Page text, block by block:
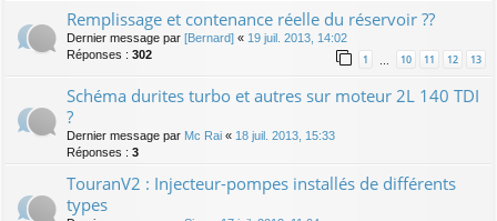
Remplissage et contenance réelle du réservoir ??
Dernier message par [Bernard] « 19 juil. 2013, 14:02
Réponses : 302 1 … 10 11 12 13
Schéma durites turbo et autres sur moteur 2L 140 TDI
?
Dernier message par Mc Rai « 18 juil. 2013, 15:33
Réponses : 3
TouranV2 : Injecteur-pompes installés de différents
types